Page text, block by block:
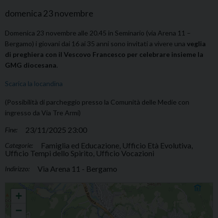
domenica 23novembre
Domenica 23 novembre alle 20.45 in Seminario (via Arena 11 –
Bergamo) i giovani dai 16 ai 35 anni sono invitati a vivere una veglia
di preghiera con il Vescovo Francesco per celebrare insieme la
GMG diocesana.
Scarica la locandina
(Possibilità di parcheggio presso la Comunità delle Medie con
ingresso da Via Tre Armi)
Fine: 23/11/2025 23:00
Categorie:
Famiglia ed Educazione, Ufficio Età Evolutiva,
Ufficio Tempi dello Spirito, Ufficio Vocazioni
Indirizzo: Via Arena 11 - Bergamo
GMG diocesana
+
−